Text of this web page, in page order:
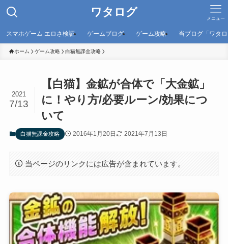
ワタログ メニュー
スマホゲーム エロさ検証 ゲームブログ ゲーム攻略 当ブログ「ワタ
ホーム ゲーム攻略 白猫無課金攻略
【白猫】金鉱が合体で「大金鉱」
に！やり方/必要ルーン/効果につ
いて
2021
7/13
白猫無課金攻略 2016年1月20日 2021年7月13日
当ページのリンクには広告が含まれています。